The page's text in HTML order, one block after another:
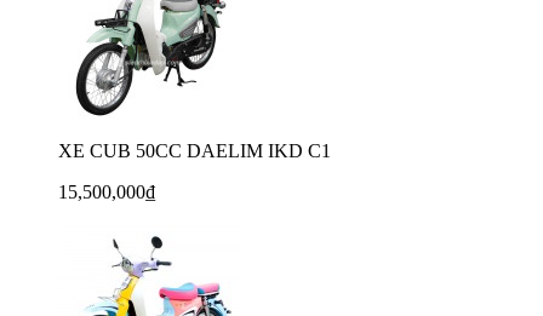
XE CUB 50CC DAELIM IKD C1
15,500,000₫